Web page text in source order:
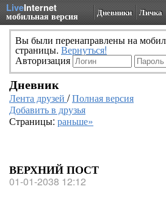
LiveInternet
мобильная версия Дневники Личка
Вы были перенаправлены на
страницы. Вернуться!
Авторизация
Дневник
Лента друзей /Полная версия
Добавить в друзья
Страницы: раньше»
ВЕРХНИЙ ПОСТ
01-01-2038 12:12